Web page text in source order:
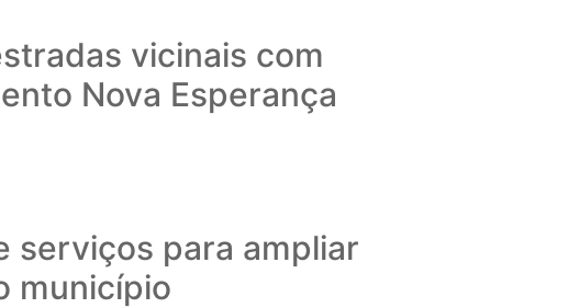
vicinais com
Nova Esperança
serviços para ampliar
município